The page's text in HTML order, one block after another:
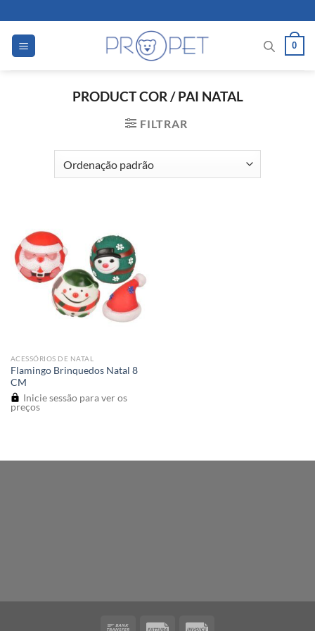
to
content
0
PRODUCT COR/PAI NATAL
FILTRAR
ACESSÓRIOS DE NATAL
Flamingo Brinquedos Natal 8
CM
Inicie sessão para ver os
preços